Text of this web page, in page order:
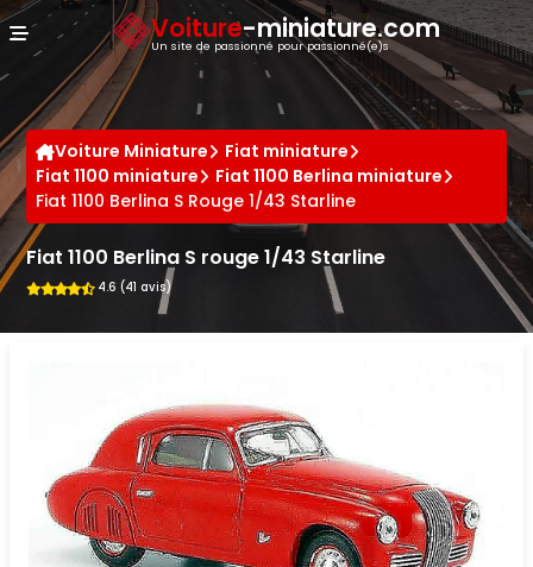
Voiture-miniature.com
Un site de passionné pour passionné(e)s
Voiture Miniature
Fiat miniature
Fiat 1100 miniature
Fiat 1100 Berlina miniature
Fiat 1100 Berlina S Rouge 1/43 Starline
Fiat 1100 Berlina S rouge 1/43 Starline
4.6 (41 avis)
Panneau de gestion des cookies